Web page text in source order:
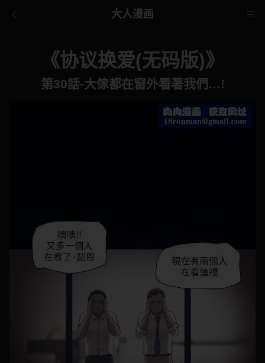
大人漫画
《协议换爱(无码版)》
第30話-大傢都在窗外看著我們…!